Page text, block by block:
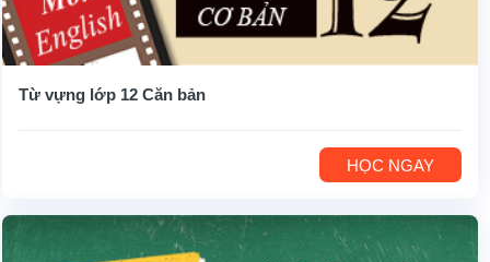
Từ vựng lớp 12 Căn bản
HỌC NGAY